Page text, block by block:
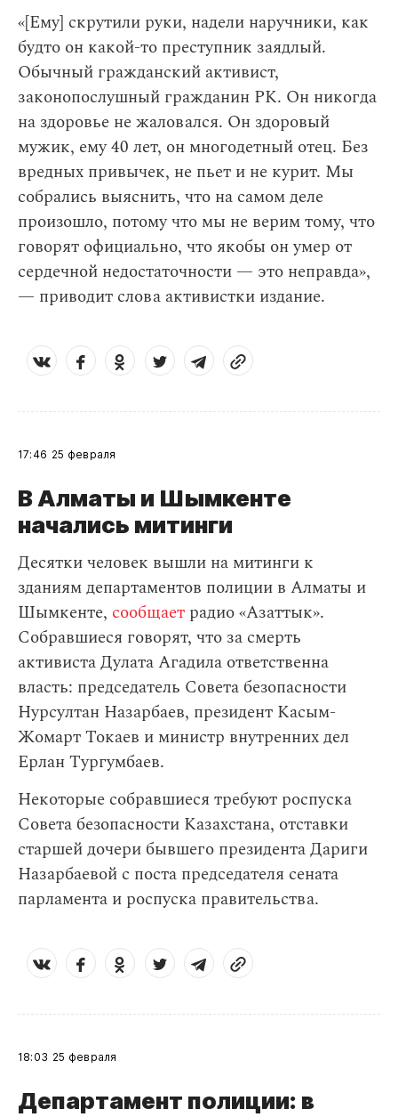
«[Ему] скрутили руки, надели наручники, как
будто он какой-то преступник заядлый.
Обычный гражданский активист,
законопослушный гражданин РК. Он никогда
на здоровье не жаловался. Он здоровый
мужик, ему 40 лет, он многодетный отец. Без
вредных привычек, не пьет и не курит. Мы
собрались выяснить, что на самом деле
произошло, потому что мы не верим тому, что
говорят официально, что якобы он умер от
сердечной недостаточности — это неправда»,
— приводит слова активистки издание.
17:46 25 февраля
В Алматы и Шымкенте
начались митинги
Десятки человек вышли на митинги к
зданиям департаментов полиции в Алматы и
Шымкенте, сообщает радио «Азаттык».
Собравшиеся говорят, что за смерть
активиста Дулата Агадила ответственна
власть: председатель Совета безопасности
Нурсултан Назарбаев, президент Касым-
Жомарт Токаев и министр внутренних дел
Ерлан Тургумбаев.
Некоторые собравшиеся требуют роспуска
Совета безопасности Казахстана, отставки
старшей дочери бывшего президента Дариги
Назарбаевой с поста председателя сената
парламента и роспуска правительства.
18:03 25 февраля
Департамент полиции: в